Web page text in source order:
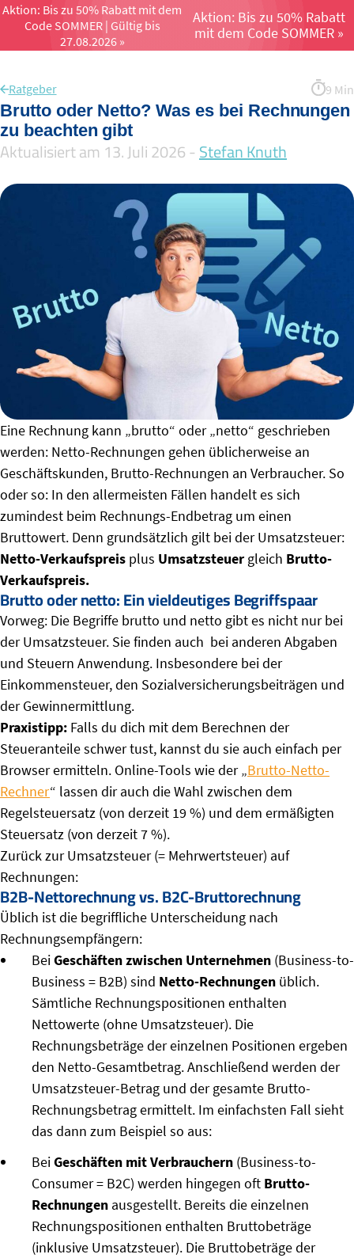
Aktion: Bis zu 50% Rabatt mit dem
Code SOMMER | Gültig bis
27.08.2026 »
Aktion: Bis zu 50% Rabatt
mit dem Code SOMMER »
Menü öffnen
Ratgeber 9 Min
Brutto oder Netto? Was es bei Rechnungen
zu beachten gibt
Aktualisiert am 13. Juli 2026 -Stefan Knuth
Eine Rechnung kann „brutto“ oder „netto“ geschrieben
werden: Netto-Rechnungen gehen üblicherweise an
Geschäftskunden, Brutto-Rechnungen an Verbraucher. So
oder so: In den allermeisten Fällen handelt es sich
zumindest beim Rechnungs-Endbetrag um einen
Bruttowert. Denn grundsätzlich gilt bei der Umsatzsteuer:
Netto-Verkaufspreis plus Umsatzsteuer gleich Brutto-
Verkaufspreis.
Brutto oder netto: Ein vieldeutiges Begriffspaar
Vorweg: Die Begriffe brutto und netto gibt es nicht nur bei
der Umsatzsteuer. Sie finden auch bei anderen Abgaben
und Steuern Anwendung. Insbesondere bei der
Einkommensteuer, den Sozialversicherungsbeiträgen und
der Gewinnermittlung.
Praxistipp: Falls du dich mit dem Berechnen der
Steueranteile schwer tust, kannst du sie auch einfach per
Browser ermitteln. Online-Tools wie der „Brutto-Netto-
Rechner“ lassen dir auch die Wahl zwischen dem
Regelsteuersatz (von derzeit 19 %) und dem ermäßigten
Steuersatz (von derzeit 7 %).
Zurück zur Umsatzsteuer (= Mehrwertsteuer) auf
Rechnungen:
B2B-Nettorechnung vs. B2C-Bruttorechnung
Üblich ist die begriffliche Unterscheidung nach
Rechnungsempfängern:
BeiGeschäften zwischen Unternehmen (Business-to-
Business = B2B) sind Netto-Rechnungen üblich.
Sämtliche Rechnungspositionen enthalten
Nettowerte (ohne Umsatzsteuer). Die
Rechnungsbeträge der einzelnen Positionen ergeben
den Netto-Gesamtbetrag. Anschließend werden der
Umsatzsteuer-Betrag und der gesamte Brutto-
Rechnungsbetrag ermittelt. Im einfachsten Fall sieht
das dann zum Beispiel so aus:
BeiGeschäften mit Verbrauchern (Business-to-
Consumer = B2C) werden hingegen oft Brutto-
Rechnungen ausgestellt. Bereits die einzelnen
Rechnungspositionen enthalten Bruttobeträge
(inklusive Umsatzsteuer). Die Bruttobeträge der